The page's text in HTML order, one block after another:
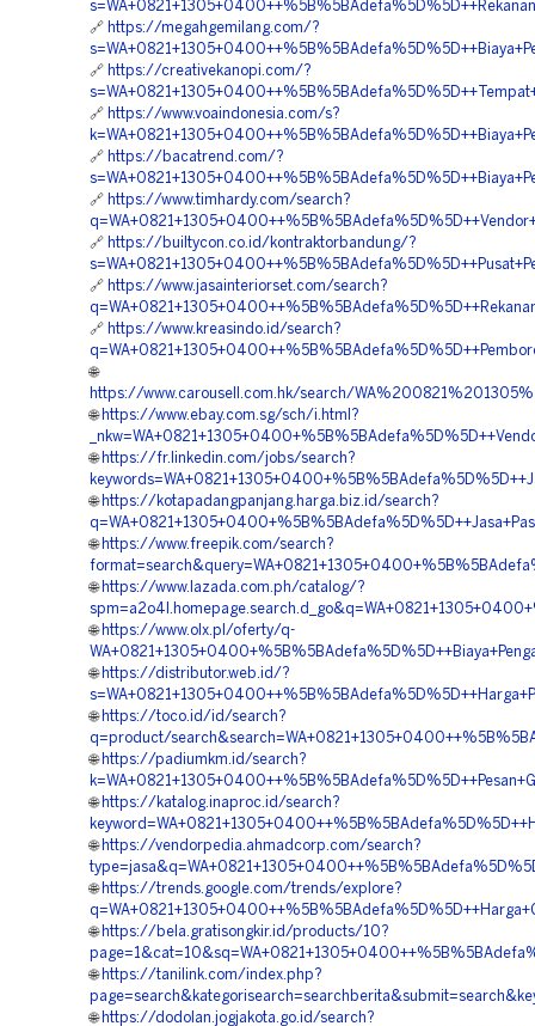
🔗 https://megahgemilang.com/?
🔗 https://creativekanopi.com/?
🔗 https://www.voaindonesia.com/s?
🔗 https://bacatrend.com/?
🔗 https://www.timhardy.com/search?
🔗 https://builtycon.co.id/kontraktorbandung/?
🔗 https://www.jasainteriorset.com/search?
🔗 https://www.kreasindo.id/search?
🌐
https://www.carousell.com.hk/search/
🌐 https://www.ebay.com.sg/sch/i.html?
🌐 https://fr.linkedin.com/jobs/search?
🌐 https://kotapadangpanjang.harga.biz.id/search?
🌐 https://www.freepik.com/search?
🌐 https://www.lazada.com.ph/catalog/?
🌐 https://www.olx.pl/oferty/q-
🌐 https://distributor.web.id/?
🌐 https://toco.id/id/search?
q=product/
🌐 https://padiumkm.id/search?
🌐 https://katalog.inaproc.id/search?
🌐 https://vendorpedia.ahmadcorp.com/search?
🌐 https://trends.google.com/trends/explore?
🌐 https://bela.gratisongkir.id/products/10?
🌐 https://tanilink.com/index.php?
🌐 https://dodolan.jogjakota.go.id/search?